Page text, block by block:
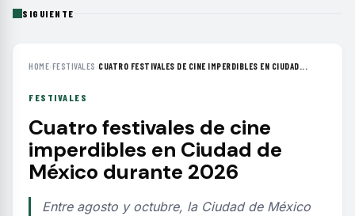
SIGUIENTE
HOME›FESTIVALES ›CUATRO FESTIVALES DE CINE IMPERDIBLES EN CIUDAD...
FESTIVALES
Cuatro festivales de cine
imperdibles en Ciudad de
México durante 2026
Entre agosto y octubre, la Ciudad de México